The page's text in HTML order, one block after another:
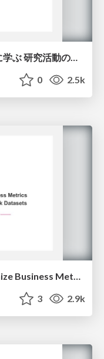
スタートアップの開発サイクルに学ぶ 研究活動の進め方 / research practices inspired by startup business strategy
0 2.5k
3 2.9k